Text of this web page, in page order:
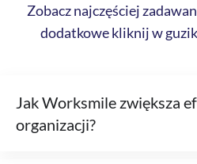
Zobacz najczęściej
dodatkowe kliknij w
Jak Worksmile zwiększa
organizacji?